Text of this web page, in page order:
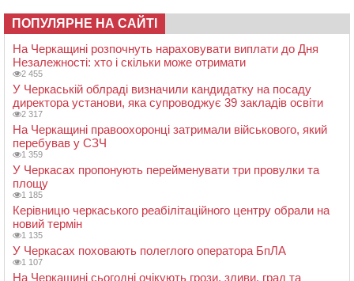
ПОПУЛЯРНЕ НА САЙТІ
На Черкащині розпочнуть нараховувати виплати до Дня
Незалежності: хто і скільки може отримати
2 455
У Черкаській облраді визначили кандидатку на посаду
директора установи, яка супроводжує 39 закладів освіти
2 317
На Черкащині правоохоронці затримали військового, який
перебував у СЗЧ
1 359
У Черкасах пропонують перейменувати три провулки та
площу
1 185
Керівницю черкаського реабілітаційного центру обрали на
новий термін
1 135
У Черкасах поховають полеглого оператора БпЛА
1 107
На Черкащині сьогодні очікують грози, зливи, град та